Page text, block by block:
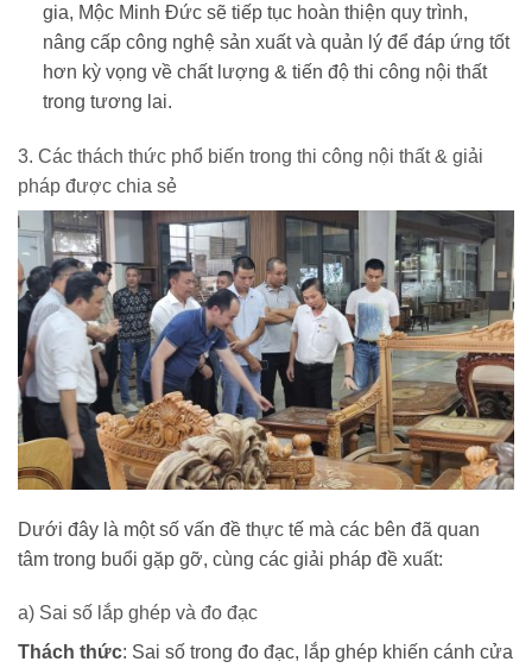
gia, Mộc Minh Đức sẽ tiếp tục hoàn thiện quy trình,
nâng cấp công nghệ sản xuất và quản lý để đáp ứng tốt
hơn kỳ vọng về chất lượng & tiến độ thi công nội thất
trong tương lai.
3. Các thách thức phổ biến trong thi công nội thất & giải
pháp được chia sẻ
Dưới đây là một số vấn đề thực tế mà các bên đã quan
tâm trong buổi gặp gỡ, cùng các giải pháp đề xuất:
a) Sai số lắp ghép và đo đạc
Thách thức: Sai số trong đo đạc, lắp ghép khiến cánh cửa